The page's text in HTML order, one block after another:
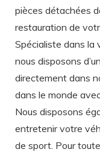
pièces détachées
restauration de
Spécialiste dans la
nous disposons
directement dans
dans le monde
Nous disposons
entretenir votre
de sport. Pour